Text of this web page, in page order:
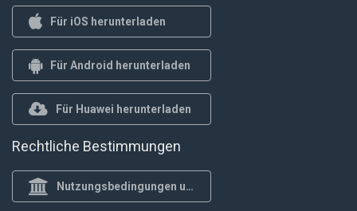
Für iOS herunterladen
Für Android herunterladen
Für Huawei herunterladen
Rechtliche Bestimmungen
Nutzungsbedingungen und Datenschutzrichtlinie